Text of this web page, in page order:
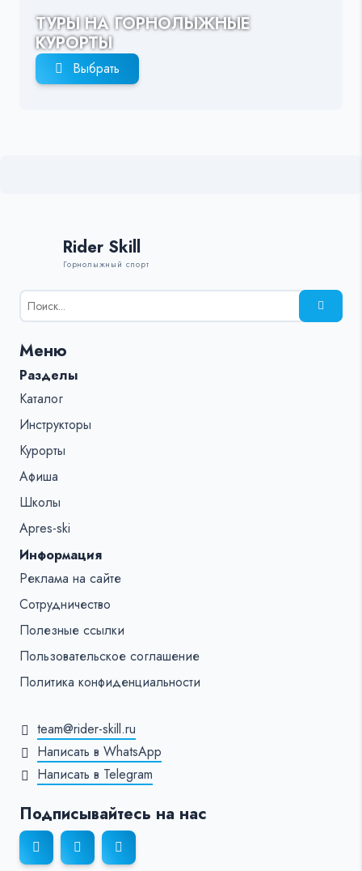
ТУРЫ НА ГОРНОЛЫЖНЫЕ
КУРОРТЫ
Выбрать
Rider Skill
Горнолыжный спорт
Результаты
поиска
%s:
Меню
Разделы
Каталог
Инструкторы
Курорты
Афиша
Школы
Apres-ski
Информация
Реклама на сайте
Сотрудничество
Полезные ссылки
Пользовательское соглашение
Политика конфиденциальности
team@rider-skill.ru
Написать в WhatsApp
Написать в Telegram
Подписывайтесь на нас